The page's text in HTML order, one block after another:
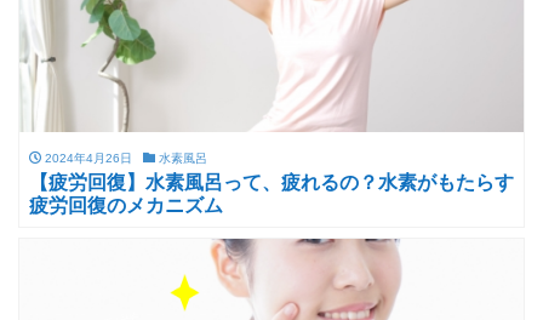
2024年4月26日 水素風呂
【疲労回復】水素風呂って、疲れるの？水素がもたらす
疲労回復のメカニズム